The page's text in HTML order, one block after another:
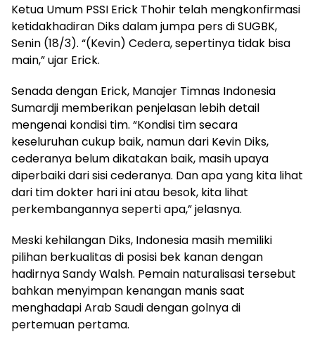
Ketua Umum PSSI Erick Thohir telah mengkonfirmasi
ketidakhadiran Diks dalam jumpa pers di SUGBK,
Senin (18/3). “(Kevin) Cedera, sepertinya tidak bisa
main,” ujar Erick.
Senada dengan Erick, Manajer Timnas Indonesia
Sumardji memberikan penjelasan lebih detail
mengenai kondisi tim. “Kondisi tim secara
keseluruhan cukup baik, namun dari Kevin Diks,
cederanya belum dikatakan baik, masih upaya
diperbaiki dari sisi cederanya. Dan apa yang kita lihat
dari tim dokter hari ini atau besok, kita lihat
perkembangannya seperti apa,” jelasnya.
Meski kehilangan Diks, Indonesia masih memiliki
pilihan berkualitas di posisi bek kanan dengan
hadirnya Sandy Walsh. Pemain naturalisasi tersebut
bahkan menyimpan kenangan manis saat
menghadapi Arab Saudi dengan golnya di
pertemuan pertama.